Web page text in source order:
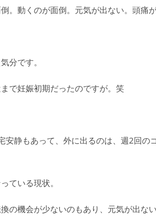
。動くのが面倒。元気が出ない。頭痛が
分です。
で妊娠初期だったのですが。笑
安静もあって、外に出るのは、週2回の
ている現状。
の機会が少ないのもあり、元気が出な